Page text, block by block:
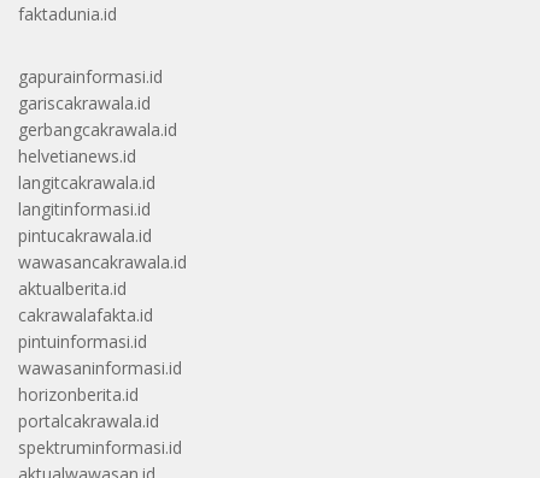
faktadunia.id
gapurainformasi.id
gariscakrawala.id
gerbangcakrawala.id
helvetianews.id
langitcakrawala.id
langitinformasi.id
pintucakrawala.id
wawasancakrawala.id
aktualberita.id
cakrawalafakta.id
pintuinformasi.id
wawasaninformasi.id
horizonberita.id
portalcakrawala.id
spektruminformasi.id
aktualwawasan.id